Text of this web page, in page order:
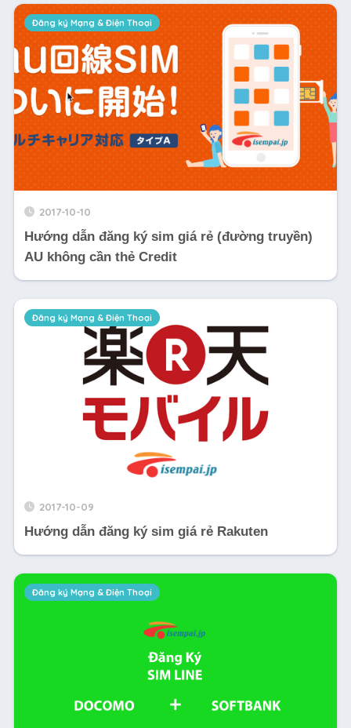
2017-10-10
Hướng dẫn đăng ký sim giá rẻ (đường truyền)
AU không cần thẻ Credit
Đăng ký Mạng & Điện Thoại
2017-10-09
Hướng dẫn đăng ký sim giá rẻ Rakuten
Đăng ký Mạng & Điện Thoại
Đăng ký Mạng & Điện Thoại